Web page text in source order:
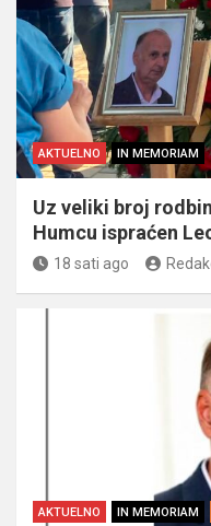
AKTUELNO IN MEMORIAM
Uz veliki broj
Humcu ispraćen
18 sati ago
AKTUELNO IN MEMORIAM